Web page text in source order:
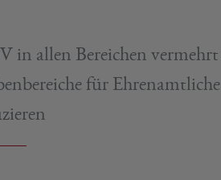
in allen Bereichen vermehrt
für Ehrenamtliche